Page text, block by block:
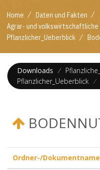
Home / Daten und Fakten /
Agrar- und volkswirtschaftliche
Pflanzlicher_Ueberblick /
Downloads /
Pflanzlicher_Ueberblick /
Ordner-/Dokumentname